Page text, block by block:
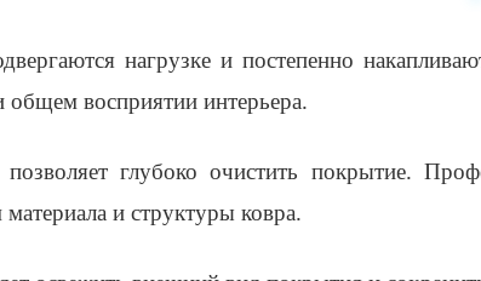
нагрузке и постепенно
общем восприятии интерьера.
глубоко очистить покрытие.
материала и структуры ковра.